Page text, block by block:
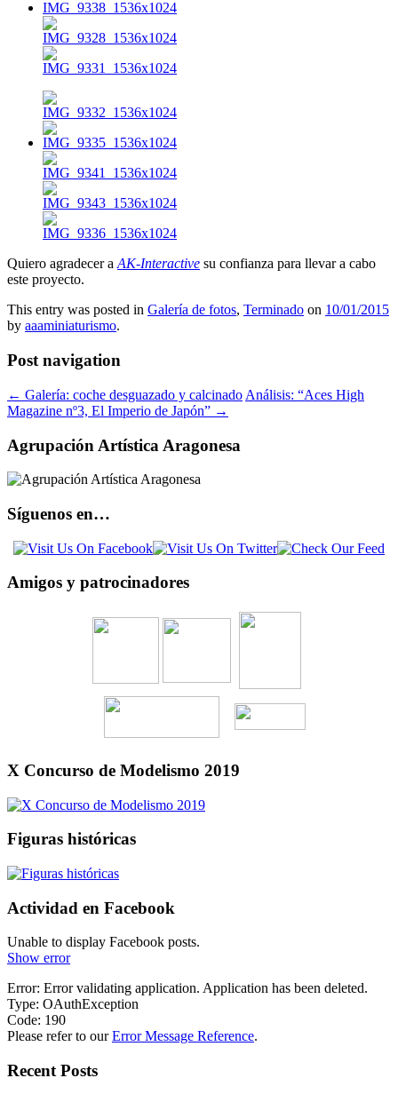
Quiero agradecer aAK-Interactive su confianza para llevar a cabo
este proyecto.
This entry was posted in Galería de fotos, Terminado on 10/01/2015
by aaaminiaturismo.
Post navigation
← Galería: coche desguazado y calcinado Análisis: “Aces High
Magazine nº3, El Imperio de Japón” →
Agrupación Artística Aragonesa
Síguenos en…
Amigos y patrocinadores
X Concurso de Modelismo 2019
Figuras históricas
Actividad en Facebook
Unable to display Facebook posts.
Show error
Error: Error validating application. Application has been deleted.
Type: OAuthException
Code: 190
Please refer to ourError Message Reference.
Recent Posts